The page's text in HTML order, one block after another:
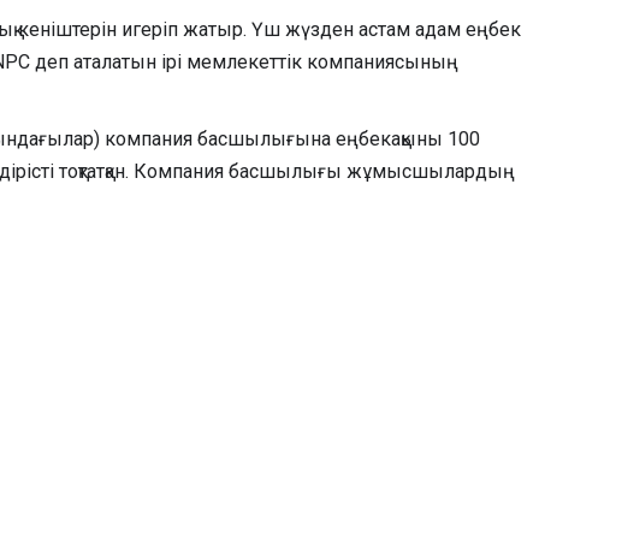
игеріп жатыр. Үш жүзден астам адам еңбек
деп аталатын ірі мемлекеттік компаниясының
компания басшылығына еңбекақыны 100
тоқтатқан. Компания басшылығы жұмысшылардың